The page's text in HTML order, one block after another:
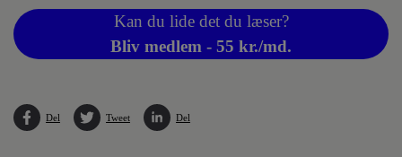
Kan du lide det du læser?
Bliv medlem - 55 kr./md.
Del Tweet Del